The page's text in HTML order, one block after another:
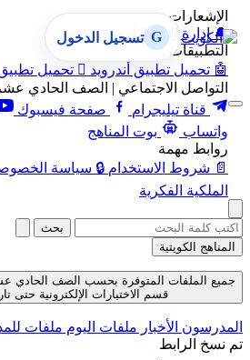
الإشعارات
🔔 إدارة الإشعارات
التطبيقات
🤖 تحميل تطبيق أندرويد  تحميل
التواصل الاجتماعي | الصف الحادي
قناة تيليجرام
صفحة فيسبوك
واتساب
بوت المناهج
روابط مهمة
📄 شروط الاستخدام 🔒 سياسة
الملكية الفكرية
G تسجيل الدخول
بحث
المناهج الكويتية
جميع الملفات المتوفرة بحسب الصف الحادي
قسم الاختبارات الإلكترونية حتى تاريخ 09-08-
المدرسون الأخبار ملفات اليوم ملفات
تم نسخ الرابط